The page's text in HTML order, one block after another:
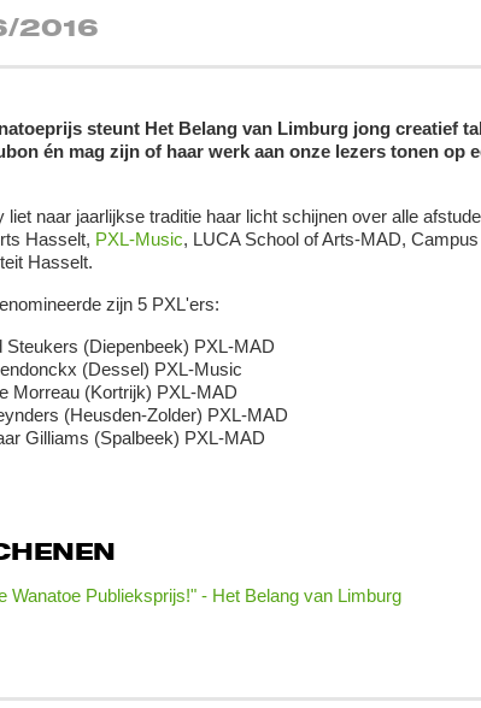
2016
steunt Het Belang van Limburg jong creatief
én mag zijn of haar werk aan onze lezers tonen op
liet naar jaarlijkse traditie haar licht schijnen over alle
Hasselt, PXL-Music, LUCA School of Arts-MAD,
Hasselt.
zijn 5 PXL'ers:
Steukers (Diepenbeek) PXL-MAD
(Dessel) PXL-Music
Morreau (Kortrijk) PXL-MAD
(Heusden-Zolder) PXL-MAD
Gilliams (Spalbeek) PXL-MAD
Wanatoe Publieksprijs!" - Het Belang van Limburg